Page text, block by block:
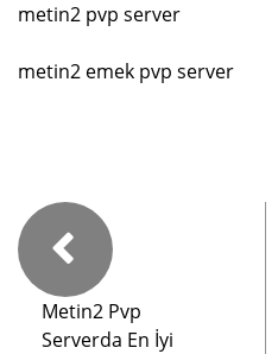
metin2 pvp server
metin2 emek pvp server
Metin2 Pvp
Serverda En İyi